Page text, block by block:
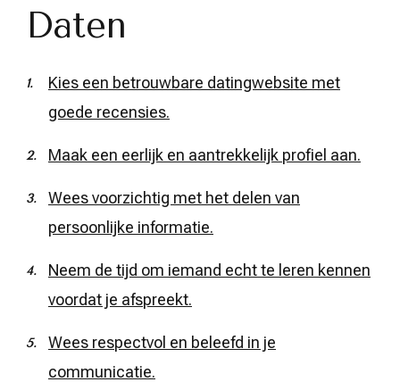
Daten
Kies een betrouwbare datingwebsite met
goede recensies.
Maak een eerlijk en aantrekkelijk profiel aan.
Wees voorzichtig met het delen van
persoonlijke informatie.
Neem de tijd om iemand echt te leren kennen
voordat je afspreekt.
Wees respectvol en beleefd in je
communicatie.